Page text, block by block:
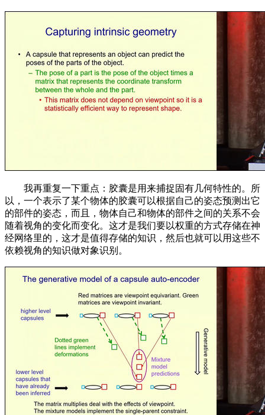
我再重复一下重点：胶囊是用来捕捉固有几何特性的。所
以，一个表示了某个物体的胶囊可以根据自己的姿态预测出它
的部件的姿态，而且，物体自己和物体的部件之间的关系不会
随着视角的变化而变化。这才是我们要以权重的方式存储在神
经网络里的，这才是值得存储的知识，然后也就可以用这些不
依赖视角的知识做对象识别。